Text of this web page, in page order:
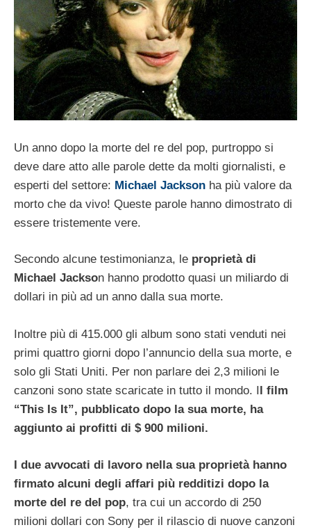
Un anno dopo la morte del re del pop, purtroppo si
deve dare atto alle parole dette da molti giornalisti, e
esperti del settore: Michael Jackson ha più valore da
morto che da vivo! Queste parole hanno dimostrato di
essere tristemente vere.
Secondo alcune testimonianza, le proprietà di
Michael Jackson hanno prodotto quasi un miliardo di
dollari in più ad un anno dalla sua morte.
Inoltre più di 415.000 gli album sono stati venduti nei
primi quattro giorni dopo l’annuncio della sua morte, e
solo gli Stati Uniti. Per non parlare dei 2,3 milioni le
canzoni sono state scaricate in tutto il mondo. I
l film
“This Is It”, pubblicato dopo la sua morte, ha
aggiunto ai profitti di $ 900 milioni.
I due avvocati di lavoro nella sua proprietà hanno
firmato alcuni degli affari più redditizi dopo la
morte del re del pop, tra cui un accordo di 250
milioni dollari con Sony per il rilascio di nuove canzoni